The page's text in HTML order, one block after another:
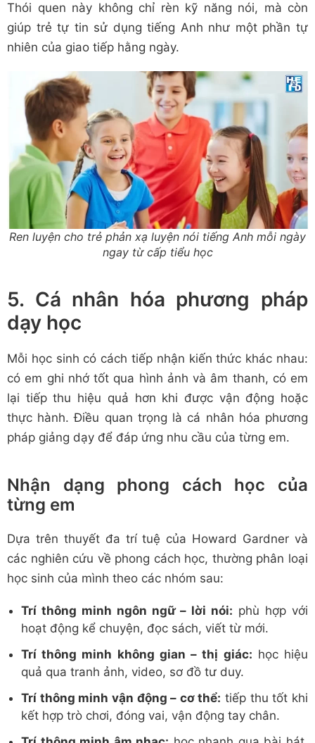
Thói quen này không chỉ rèn kỹ năng nói, mà còn
giúp trẻ tự tin sử dụng tiếng Anh như một phần tự
nhiên của giao tiếp hằng ngày.
Ren luyện cho trẻ phản xạ luyện nói tiếng Anh mỗi ngày
ngay từ cấp tiểu học
5. Cá nhân hóa phương pháp
dạy học
Mỗi học sinh có cách tiếp nhận kiến thức khác nhau:
có em ghi nhớ tốt qua hình ảnh và âm thanh, có em
lại tiếp thu hiệu quả hơn khi được vận động hoặc
thực hành. Điều quan trọng là cá nhân hóa phương
pháp giảng dạy để đáp ứng nhu cầu của từng em.
Nhận dạng phong cách học của
từng em
Dựa trên thuyết đa trí tuệ của Howard Gardner và
các nghiên cứu về phong cách học, thường phân loại
học sinh của mình theo các nhóm sau:
Trí thông minh ngôn ngữ – lời nói: phù hợp với
hoạt động kể chuyện, đọc sách, viết từ mới.
Trí thông minh không gian – thị giác: học hiệu
quả qua tranh ảnh, video, sơ đồ tư duy.
Trí thông minh vận động – cơ thể: tiếp thu tốt khi
kết hợp trò chơi, đóng vai, vận động tay chân.